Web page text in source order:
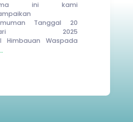
ini kami
Tanggal 20
2025
Himbauan Waspada